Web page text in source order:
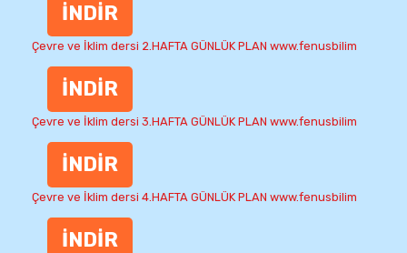
İNDİR
Çevre ve İklim dersi 2.HAFTA GÜNLÜK PLAN www.fenusbilim
İNDİR
Çevre ve İklim dersi 3.HAFTA GÜNLÜK PLAN www.fenusbilim
İNDİR
Çevre ve İklim dersi 4.HAFTA GÜNLÜK PLAN www.fenusbilim
İNDİR